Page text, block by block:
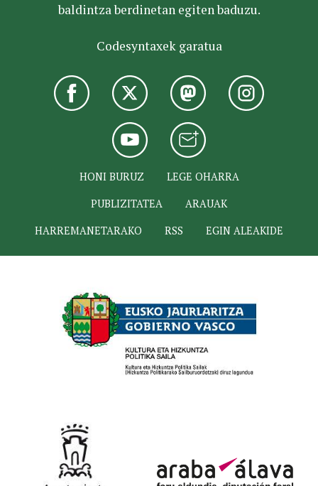
baldintza berdinetan egiten baduzu.
Codesyntaxek garatua
HONI BURUZ
LEGE OHARRA
PUBLIZITATEA
ARAUAK
HARREMANETARAKO
RSS EGIN ALEAKIDE